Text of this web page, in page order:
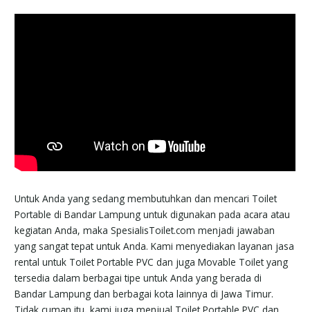
Untuk Anda yang sedang membutuhkan dan mencari Toilet
Portable di Bandar Lampung untuk digunakan pada acara atau
kegiatan Anda, maka SpesialisToilet.com menjadi jawaban
yang sangat tepat untuk Anda. Kami menyediakan layanan jasa
rental untuk Toilet Portable PVC dan juga Movable Toilet yang
tersedia dalam berbagai tipe untuk Anda yang berada di
Bandar Lampung dan berbagai kota lainnya di Jawa Timur.